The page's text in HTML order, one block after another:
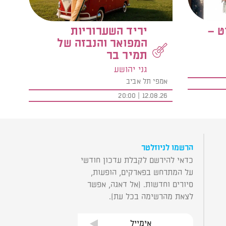
–
יריד השערוריות
המפואר והנבזה של
תמיר בר
גני יהושע
אמפי תל אביב
12.08.26 | 20:00
הרשמו לניוזלטר
כדאי להירשם לקבלת עדכון חודשי
על המתרחש בפארקים, הופעות,
סיורים וחדשות. (אל דאגה, אפשר
לצאת מהרשימה בכל עת).
אימייל